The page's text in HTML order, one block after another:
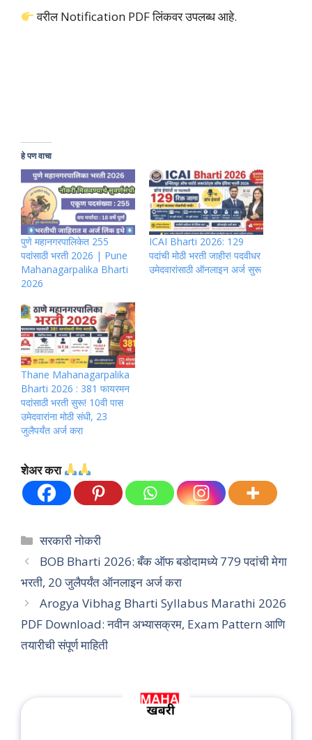
वरील Notification PDF लिंकवर उपलब्ध आहे.
हे पण वाचा
पुणे महानगरपालिकेत 255
पदांसाठी भरती 2026 | Pune
Mahanagarpalika Bharti
2026
ICAI Bharti 2026: 129
पदांची मोठी भरती जाहीर! पदवीधर
उमेदवारांसाठी ऑनलाइन अर्ज सुरू
Thane Mahanagarpalika
Bharti 2026 : 381 फायरमन
पदांसाठी भरती सुरू! 10वी पास
उमेदवारांना मोठी संधी, 23
जुलैपर्यंत अर्ज करा
शेअर करा
Categories
सरकारी नोकरी
BOB Bharti 2026: बँक ऑफ बडोदामध्ये 779 पदांची मेगा
भरती, 20 जुलैपर्यंत ऑनलाइन अर्ज करा
Arogya Vibhag Bharti Syllabus Marathi 2026
PDF Download: नवीन अभ्यासक्रम, Exam Pattern आणि
तयारीची संपूर्ण माहिती